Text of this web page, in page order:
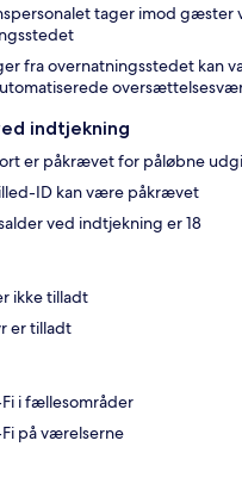
tager imod gæster
fra overnatningsstedet kan
indtjekning
er påkrævet for påløbne
ID kan være påkrævet
ved indtjekning er 18
ikke tilladt
er tilladt
i fællesområder
på værelserne